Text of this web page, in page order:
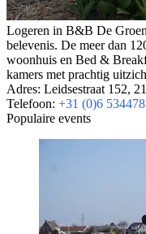
Logeren in B&B De
belevenis. De meer dan
woonhuis en Bed &
kamers met prachtig
Adres: Leidsestraat 152,
Telefoon: +31 (0)6
Populaire events